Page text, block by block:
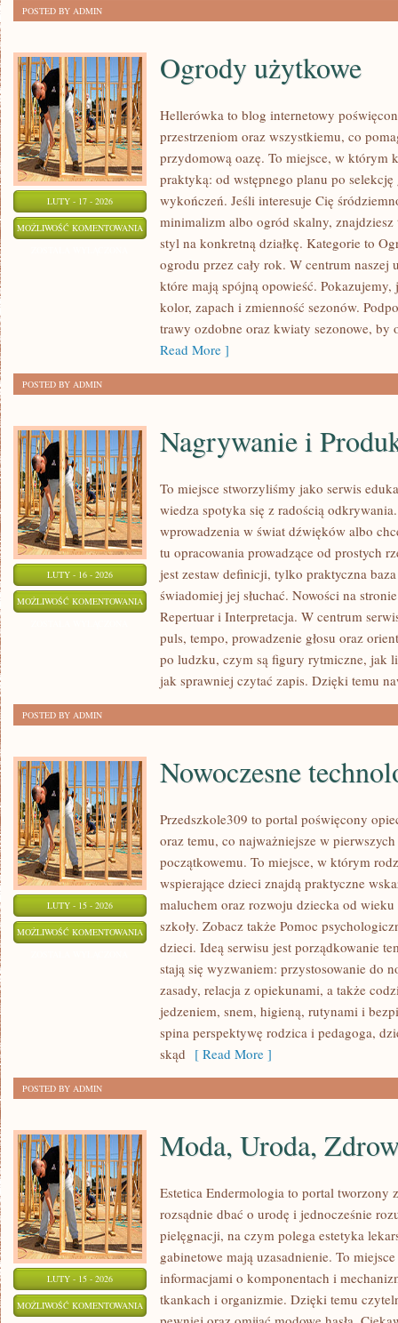
POSTED BY ADMIN
LUTY - 17 - 2026
MOŻLIWOŚĆ KOMENTOWANIA OGRODY
UŻYTKOWE
Ogrody użytkowe
Hellerówka to blog internetowy
przestrzeniom oraz wszystkiemu, co
przydomową oazę. To miejsce, w którym
praktyką: od wstępnego planu po
wykończeń. Jeśli interesuje Cię
minimalizm albo ogród skalny, znajdziesz
styl na konkretną działkę. Kategorie to
ogrodu przez cały rok. W centrum
które mają spójną opowieść.
kolor, zapach i zmienność sezonów.
trawy ozdobne oraz kwiaty sezonowe, by
Read More ]
POSTED BY ADMIN
LUTY - 16 - 2026
MOŻLIWOŚĆ KOMENTOWANIA NAGRYWANIE
PRODUKCJA
WOKALNA
Nagrywanie i
To miejsce stworzyliśmy jako serwis
wiedza spotyka się z radością
wprowadzenia w świat dźwięków albo
tu opracowania prowadzące od prostych
jest zestaw definicji, tylko praktyczna
świadomiej jej słuchać. Nowości na
Repertuar i Interpretacja. W centrum
puls, tempo, prowadzenie głosu oraz
po ludzku, czym są figury rytmiczne, jak
jak sprawniej czytać zapis. Dzięki temu
POSTED BY ADMIN
LUTY - 15 - 2026
MOŻLIWOŚĆ KOMENTOWANIA NOWOCZESNE
TECHNOLOGIE
EDUKACJI
Nowoczesne
Przedszkole309 to portal poświęcony
oraz temu, co najważniejsze w
początkowemu. To miejsce, w którym
wspierające dzieci znajdą praktyczne
maluchem oraz rozwoju dziecka od wieku
szkoły. Zobacz także Pomoc
dzieci. Ideą serwisu jest porządkowanie
stają się wyzwaniem: przystosowanie do
zasady, relacja z opiekunami, a także
jedzeniem, snem, higieną, rutynami i
spina perspektywę rodzica i pedagoga,
skąd [ Read More ]
POSTED BY ADMIN
LUTY - 15 - 2026
MOŻLIWOŚĆ KOMENTOWANIA MODA,
Moda, Uroda,
Estetica Endermologia to portal tworzony
rozsądnie dbać o urodę i jednocześnie
pielęgnacji, na czym polega estetyka
gabinetowe mają uzasadnienie. To
informacjami o komponentach i
tkankach i organizmie. Dzięki temu